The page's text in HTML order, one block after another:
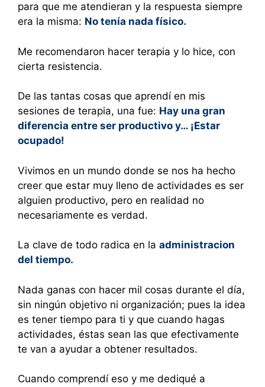
para que me atendieran y la respuesta siempre
era la misma: No tenía nada físico.
Me recomendaron hacer terapia y lo hice, con
cierta resistencia.
De las tantas cosas que aprendí en mis
sesiones de terapia, una fue: Hay una gran
diferencia entre ser productivo y… ¡Estar
ocupado!
Vivimos en un mundo donde se nos ha hecho
creer que estar muy lleno de actividades es ser
alguien productivo, pero en realidad no
necesariamente es verdad.
La clave de todo radica en la administracion
del tiempo.
Nada ganas con hacer mil cosas durante el día,
sin ningún objetivo ni organización; pues la idea
es tener tiempo para ti y que cuando hagas
actividades, éstas sean las que efectivamente
te van a ayudar a obtener resultados.
Cuando comprendí eso y me dediqué a